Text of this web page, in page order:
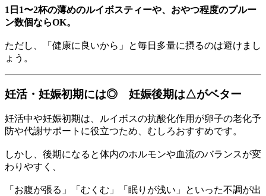
1日1〜2杯の薄めのルイボスティーや、おやつ程度のプルー
ン数個ならOK。
ただし、「健康に良いから」と毎日多量に摂るのは避けまし
ょう。
妊活・妊娠初期には◎ 妊娠後期は△がベター
妊活中や妊娠初期は、ルイボスの抗酸化作用が卵子の老化予
防や代謝サポートに役立つため、むしろおすすめです。
しかし、後期になると体内のホルモンや血流のバランスが変
わりやすく、
「お腹が張る」「むくむ」「眠りが浅い」といった不調が出